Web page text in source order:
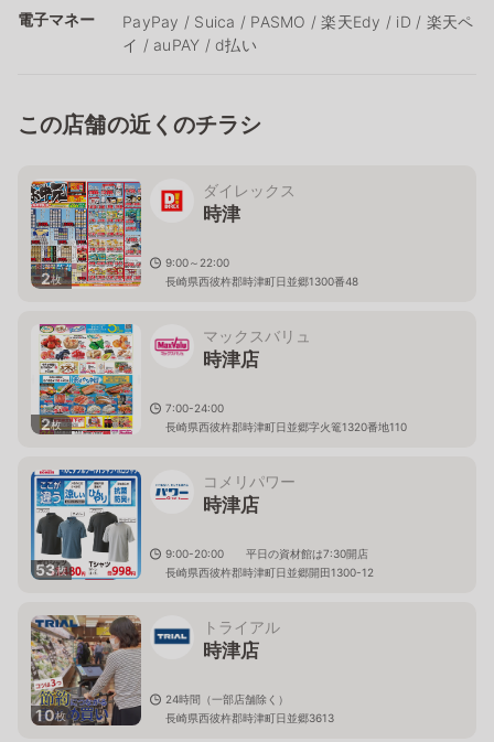
電子マネー
PayPay / Suica / PASMO / 楽天Edy / iD / 楽天ペ
イ / auPAY / d払い
この店舗の近くのチラシ
2枚
ダイレックス
時津
9:00～22:00
長崎県西彼杵郡時津町日並郷1300番48
2枚
マックスバリュ
時津店
7:00-24:00
長崎県西彼杵郡時津町日並郷字火篭1320番地110
53枚
コメリパワー
時津店
9:00-20:00 平日の資材館は7:30開店
長崎県西彼杵郡時津町日並郷開田1300-12
10枚
トライアル
時津店
24時間（一部店舗除く）
長崎県西彼杵郡時津町日並郷3613